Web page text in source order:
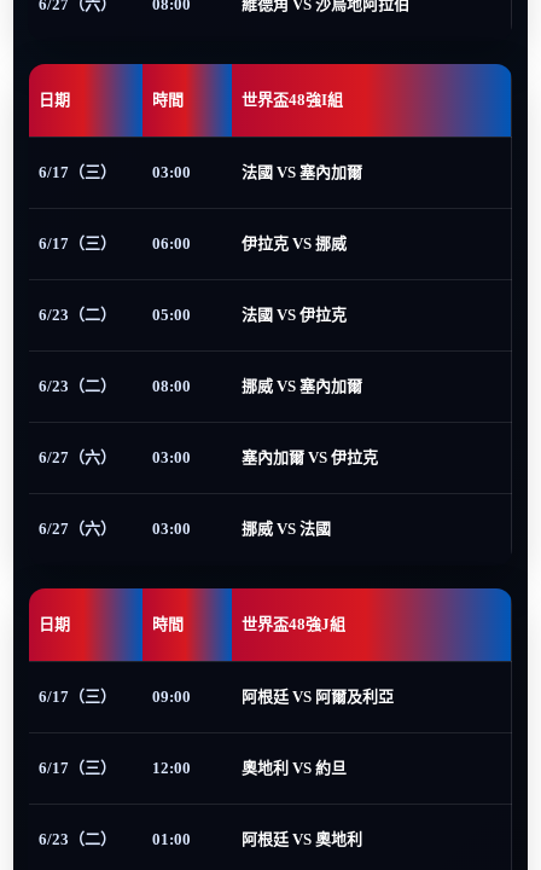
6/27（六） 08:00 維德角 VS 沙烏地阿拉伯
日期 時間 世界盃48強I組
6/17（三） 03:00 法國 VS 塞內加爾
6/17（三） 06:00 伊拉克 VS 挪威
6/23（二） 05:00 法國 VS 伊拉克
6/23（二） 08:00 挪威 VS 塞內加爾
6/27（六） 03:00 塞內加爾 VS 伊拉克
6/27（六） 03:00 挪威 VS 法國
日期 時間 世界盃48強J組
6/17（三） 09:00 阿根廷 VS 阿爾及利亞
6/17（三） 12:00 奧地利 VS 約旦
6/23（二） 01:00 阿根廷 VS 奧地利